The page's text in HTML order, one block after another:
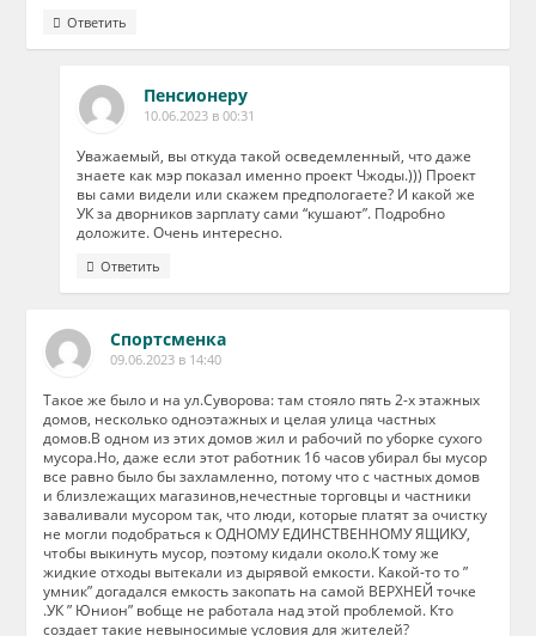
Ответить
Пенсионеру
10.06.2023 в 00:31
Уважаемый, вы откуда такой осведемленный, что даже
знаете как мэр показал именно проект Чжоды.))) Проект
вы сами видели или скажем предпологаете? И какой же
УК за дворников зарплату сами “кушают”. Подробно
доложите. Очень интересно.
Ответить
Спортсменка
09.06.2023 в 14:40
Такое же было и на ул.Суворова: там стояло пять 2-х этажных
домов, несколько одноэтажных и целая улица частных
домов.В одном из этих домов жил и рабочий по уборке сухого
мусора.Но, даже если этот работник 16 часов убирал бы мусор
все равно было бы захламленно, потому что с частных домов
и близлежащих магазинов,нечестные торговцы и частники
заваливали мусором так, что люди, которые платят за очистку
не могли подобраться к ОДНОМУ ЕДИНСТВЕННОМУ ЯЩИКУ,
чтобы выкинуть мусор, поэтому кидали около.К тому же
жидкие отходы вытекали из дырявой емкости. Какой-то то ”
умник” догадался емкость закопать на самой ВЕРХНЕЙ точке
.УК ” Юнион” вобще не работала над этой проблемой. Кто
создает такие невыносимые условия для жителей?